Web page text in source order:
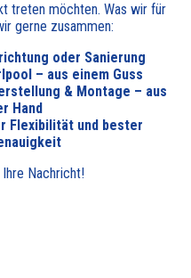
treten möchten. Was wir für
gerne zusammen:
oder Sanierung
– aus einem Guss
& Montage – aus
Hand
Flexibilität und bester
Nachricht!